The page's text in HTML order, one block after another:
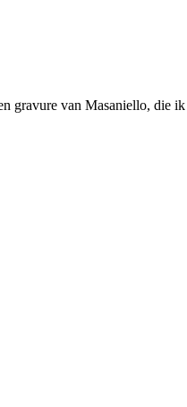
gravure van Masaniello, die